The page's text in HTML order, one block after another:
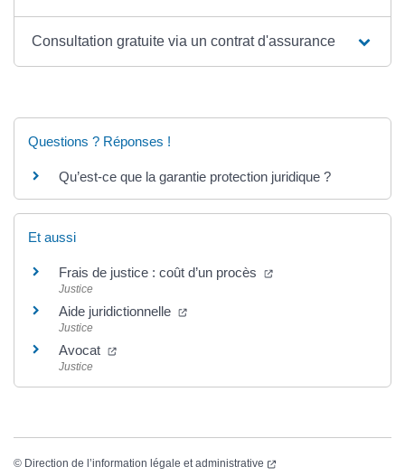
Consultation gratuite via un contrat d'assurance
Questions ? Réponses !
Qu’est-ce que la garantie protection juridique ?
Et aussi
Frais de justice : coût d’un procès
Justice
Aide juridictionnelle
Justice
Avocat
Justice
© Direction de l’information légale et administrative